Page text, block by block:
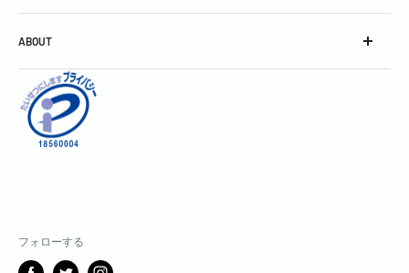
シロップ
スパークリングワイン
スティル・ワイン
酒精強化＆フレーバードワイン
焼酎＆泡盛
中国銘酒
グラス
グッズ
ABOUT
会社概要
利用規約
お問い合わせ
サブスクリプションポリシー
フォローする